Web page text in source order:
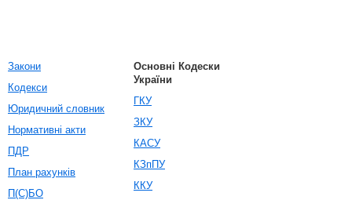
Закони
Кодекси
Юридичний словник
Нормативні акти
ПДР
План рахунків
П(С)БО
Основні Кодески
України
ГКУ
ЗКУ
КАСУ
КЗпПУ
ККУ